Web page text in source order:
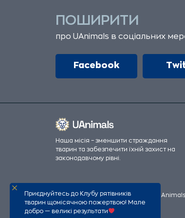
ПОШИРИТИ
про UAnimals в соціальних
Facebook
Наша місія – зменшити страждання
тварин та забезпечити їхній захист на
законодавчому рівні.
Всі офіційні фінансові збори
Приєднуйтесь до Клубу рятівників
тварин щомісячною пожертвою! Мале
добро — великі результати